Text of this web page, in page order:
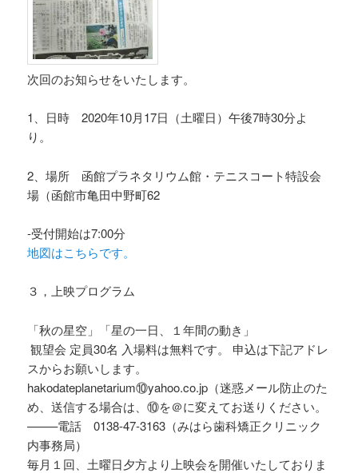
次回のお知らせをいたします。
1、日時 2020年10月17日（土曜日）午後7時30分よ
り。
2、場所 函館プラネタリウム館・テニスコート特設会
場（函館市亀田中野町62
-受付開始は7:00分
地図はこちらです。
３，上映プログラム
「秋の星空」「星の一日、１年間の動き」
観望会 定員30名 入場料は無料です。 申込は下記アドレ
スからお願いします。
hakodateplanetarium⑩yahoo.co.jp（迷惑メール防止のた
め、送信する場合は、⑩を＠に変えてお送りください。
——–電話 0138-47-3163（みはら歯科矯正クリニック
内事務局）
毎月１回、土曜日夕方より上映会を開催いたしておりま